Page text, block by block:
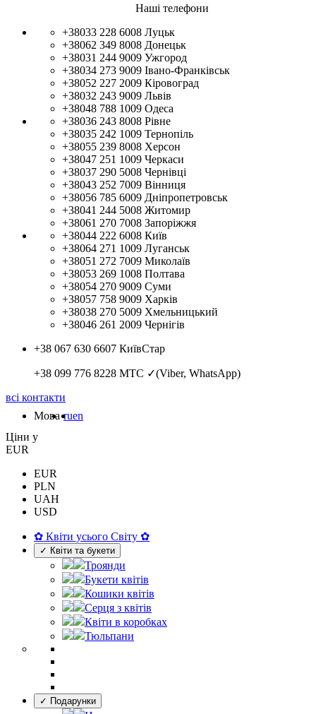
Наші телефони
+38033 228 6008 Луцьк
+38062 349 8008 Донецьк
+38031 244 9009 Ужгород
+38034 273 9009 Івано-Франківськ
+38052 227 2009 Кіровоград
+38032 243 9009 Львів
+38048 788 1009 Одеса
+38036 243 8008 Рівне
+38035 242 1009 Тернопіль
+38055 239 8008 Херсон
+38047 251 1009 Черкаси
+38037 290 5008 Чернівці
+38043 252 7009 Вінниця
+38056 785 6009 Дніпропетровськ
+38041 244 5008 Житомир
+38061 270 7008 Запоріжжя
+38044 222 6008 Київ
+38064 271 1009 Луганськ
+38051 272 7009 Миколаїв
+38053 269 1008 Полтава
+38054 270 9009 Суми
+38057 758 9009 Харків
+38038 270 5009 Хмельницький
+38046 261 2009 Чернігів
+38 067 630 6607 КиївСтар
+38 099 776 8228 МТС ✓(Viber, WhatsApp)
всі контакти
Мова ruen
Цiни у
EUR
EUR
PLN
UAH
USD
✿ Квіти усього Світу ✿
✓ Квіти та букети
Троянди
Букети квітів
Кошики квітів
Серця з квітів
Квіти в коробках
Тюльпани
✓ Подарунки